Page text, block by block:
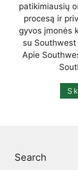
patikimiausių
procesą ir
gyvos įmonės
su
Apie
Search